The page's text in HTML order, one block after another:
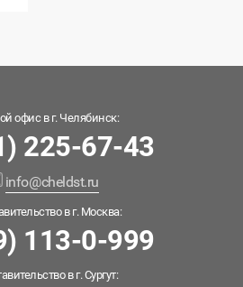
офис в г. Челябинск:
225-67-43
info@cheldst.ru
в г. Москва:
113-0-999
в г. Сургут: